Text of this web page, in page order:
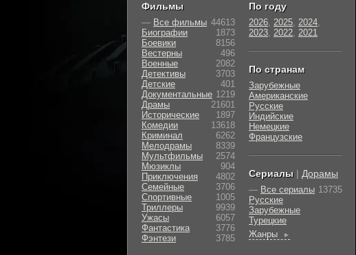
Фильмы
— Все фильмы 44613
Биографии
1873
Боевики
8156
Вестерны
496
Военные
2082
Детективы
3703
Детские
401
Документальные 1219
Драмы
21601
Исторические
1897
Комедии
13618
Криминал
6262
Мелодрамы
8339
Мультфильмы
2574
Мюзиклы
904
Приключения
4802
Семейные
3706
Cпортивные
1005
Триллеры
9939
Ужасы
6057
Фантастика
3776
Фэнтези
3785
По году
2026, 2025, 2024,
2023, 2022, 2021
По странам
Зарубежные
Американские
Русские
Индийские
Немецкие
Французские
Сериалы | Дорамы
— Все сериалы 13735
Русские
Зарубежные
Турецкие
Жанры
►